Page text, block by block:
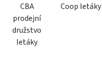
CBA
prodejní
družstvo
letáky
Coop letáky